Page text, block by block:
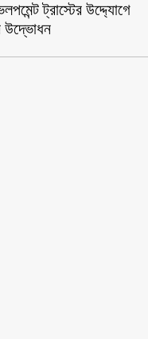
ট্রাস্টের উদ্দ্যোগে
উদ্ভোধন